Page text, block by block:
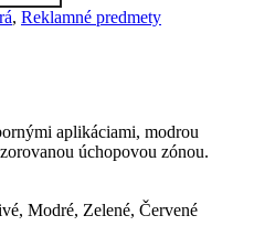
, Reklamné predmety
aplikáciami, modrou
úchopovou zónou.
Modré, Zelené, Červené